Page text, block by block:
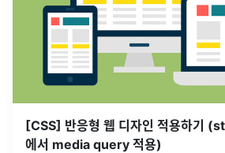
[CSS] 반응형 웹 디자인 적용하기
에서 media query 적용)